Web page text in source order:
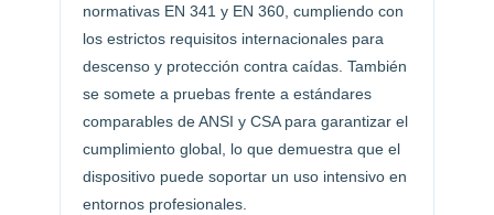
normativas EN 341 y EN 360, cumpliendo con
los estrictos requisitos internacionales para
descenso y protección contra caídas. También
se somete a pruebas frente a estándares
comparables de ANSI y CSA para garantizar el
cumplimiento global, lo que demuestra que el
dispositivo puede soportar un uso intensivo en
entornos profesionales.